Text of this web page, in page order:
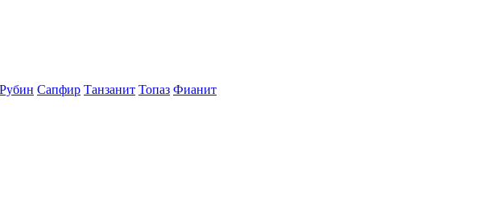
Рубин Сапфир Танзанит Топаз Фианит